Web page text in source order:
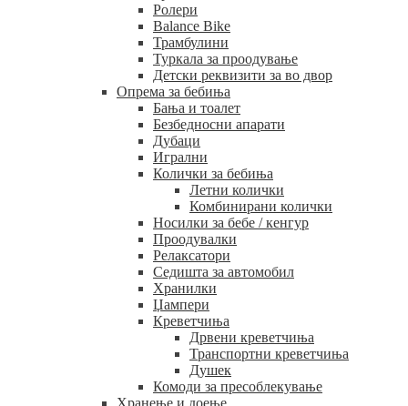
Ролери
Balance Bike
Трамбулини
Туркала за проодување
Детски реквизити за во двор
Опрема за бебиња
Бања и тоалет
Безбедносни апарати
Дубаци
Игрални
Колички за бебиња
Летни колички
Комбинирани колички
Носилки за бебе / кенгур
Проодувалки
Релаксатори
Седишта за автомобил
Хранилки
Џампери
Креветчиња
Дрвени креветчиња
Транспортни креветчиња
Душек
Комоди за пресоблекување
Хранење и доење